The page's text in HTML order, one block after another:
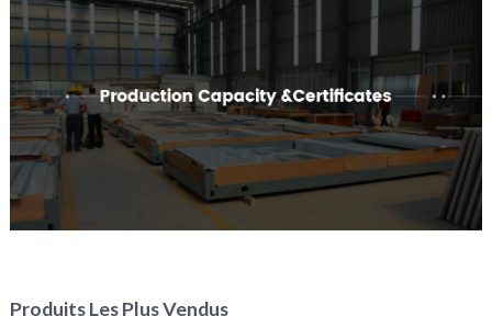
Produits Les Plus Vendus